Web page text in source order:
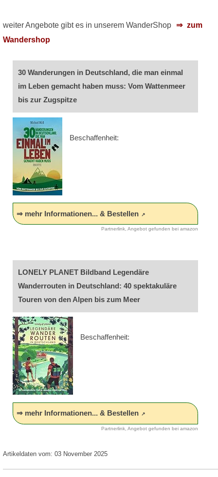
weiter Angebote gibt es in unserem WanderShop
zum
Wandershop
30 Wanderungen in Deutschland, die man einmal
im Leben gemacht haben muss: Vom Wattenmeer
bis zur Zugspitze
Beschaffenheit:
⇒ mehr Informationen... & Bestellen
Partnerlink, Angebot gefunden bei amazon
LONELY PLANET Bildband Legendäre
Wanderrouten in Deutschland: 40 spektakuläre
Touren von den Alpen bis zum Meer
Beschaffenheit:
⇒ mehr Informationen... & Bestellen
Partnerlink, Angebot gefunden bei amazon
Artikeldaten vom: 03 November 2025